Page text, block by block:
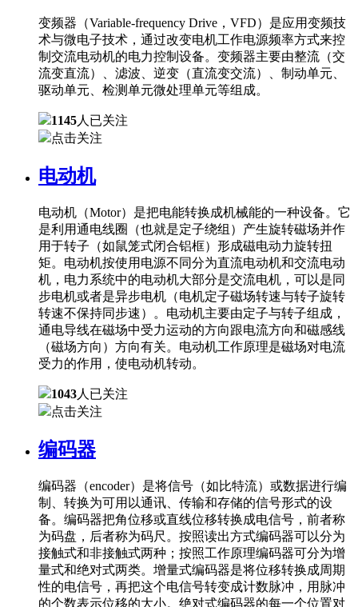
变频器（Variable-frequency Drive，VFD）是应用变频技
术与微电子技术，通过改变电机工作电源频率方式来控
制交流电动机的电力控制设备。变频器主要由整流（交
流变直流）、滤波、逆变（直流变交流）、制动单元、
驱动单元、检测单元微处理单元等组成。
1145人已关注
点击关注
电动机
电动机（Motor）是把电能转换成机械能的一种设备。它
是利用通电线圈（也就是定子绕组）产生旋转磁场并作
用于转子（如鼠笼式闭合铝框）形成磁电动力旋转扭
矩。电动机按使用电源不同分为直流电动机和交流电动
机，电力系统中的电动机大部分是交流电机，可以是同
步电机或者是异步电机（电机定子磁场转速与转子旋转
转速不保持同步速）。电动机主要由定子与转子组成，
通电导线在磁场中受力运动的方向跟电流方向和磁感线
（磁场方向）方向有关。电动机工作原理是磁场对电流
受力的作用，使电动机转动。
1043人已关注
点击关注
编码器
编码器（encoder）是将信号（如比特流）或数据进行编
制、转换为可用以通讯、传输和存储的信号形式的设
备。编码器把角位移或直线位移转换成电信号，前者称
为码盘，后者称为码尺。按照读出方式编码器可以分为
接触式和非接触式两种；按照工作原理编码器可分为增
量式和绝对式两类。增量式编码器是将位移转换成周期
性的电信号，再把这个电信号转变成计数脉冲，用脉冲
的个数表示位移的大小。绝对式编码器的每一个位置对